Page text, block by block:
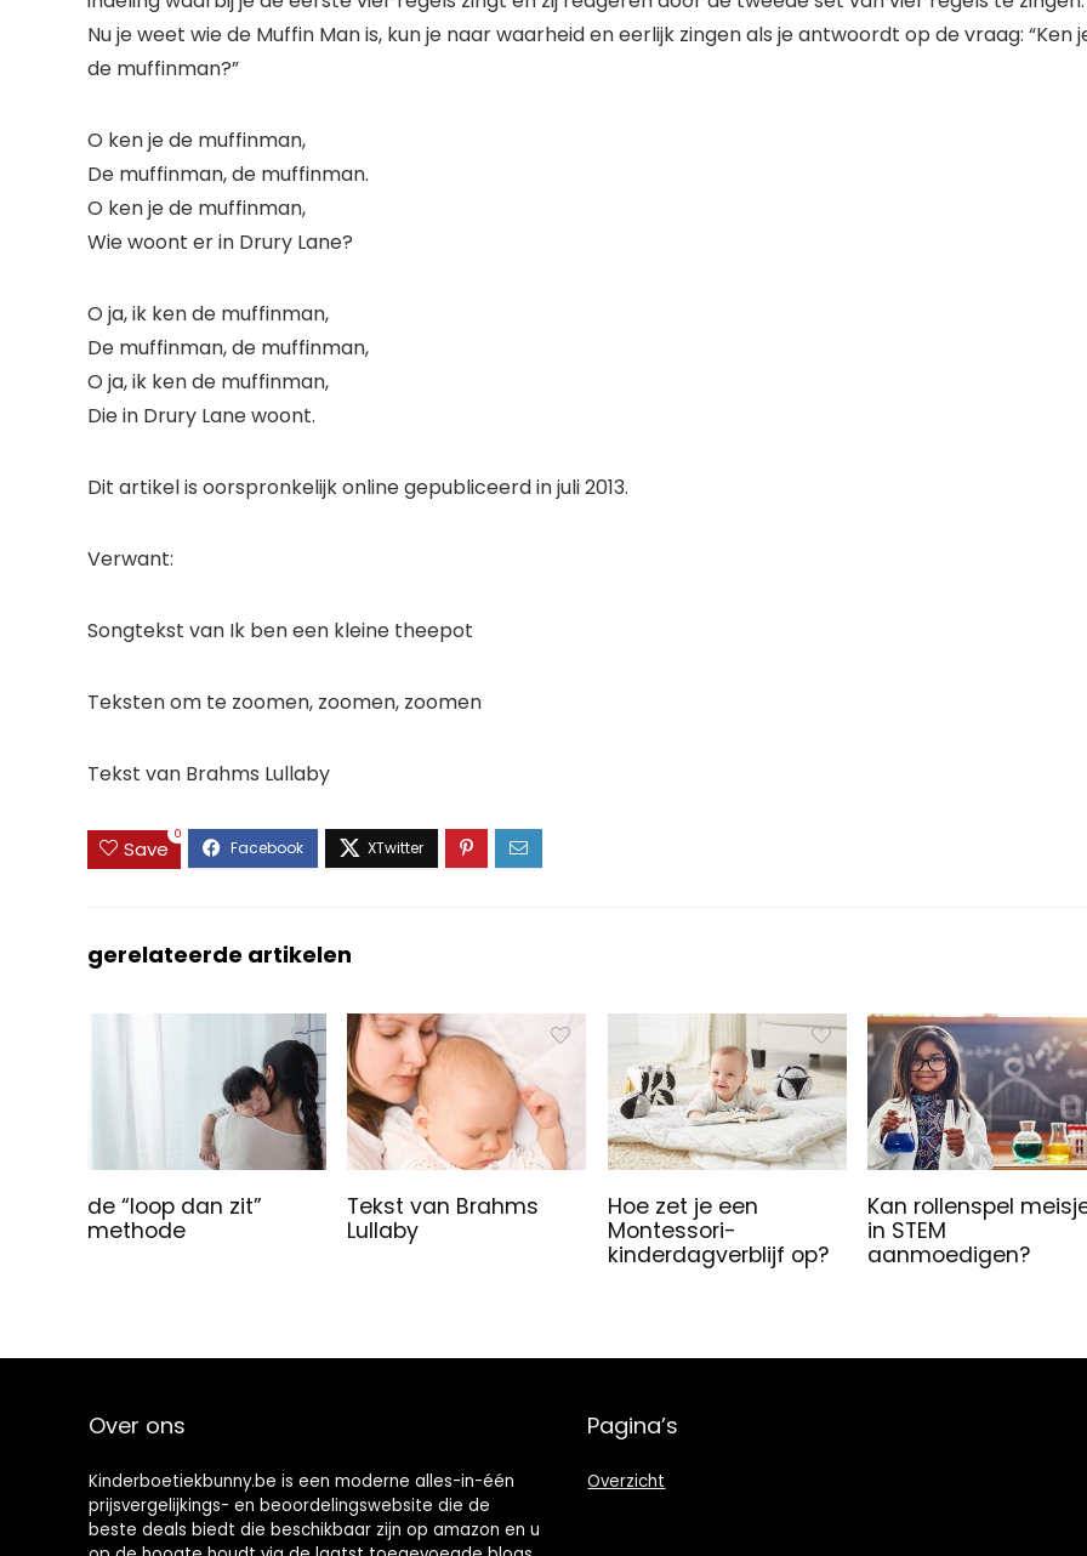
Nu je weet wie de Muffin Man is, kun je naar waarheid en eerlijk zingen als je antwoordt op de vraag: “Ken
de muffinman?”
O ken je de muffinman,
De muffinman, de muffinman.
O ken je de muffinman,
Wie woont er in Drury Lane?
O ja, ik ken de muffinman,
De muffinman, de muffinman,
O ja, ik ken de muffinman,
Die in Drury Lane woont.
Dit artikel is oorspronkelijk online gepubliceerd in juli 2013.
Verwant:
Songtekst van Ik ben een kleine theepot
Teksten om te zoomen, zoomen, zoomen
Tekst van Brahms Lullaby
Save
0
gerelateerde artikelen
de “loop dan zit”
methode
Tekst van Brahms
Lullaby
Hoe zet je een
Montessori-
kinderdagverblijf op?
Kan rollenspel
in STEM
aanmoedigen?
Over ons
Kinderboetiekbunny.be is een moderne alles-in-één
prijsvergelijkings- en beoordelingswebsite die de
beste deals biedt die beschikbaar zijn op amazon en u
Pagina’s
Overzicht